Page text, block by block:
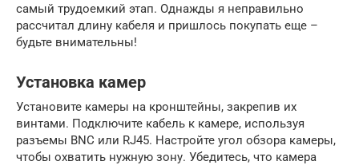
самый трудоемкий этап. Однажды я неправильно
рассчитал длину кабеля и пришлось покупать еще –
будьте внимательны!
Установка камер
Установите камеры на кронштейны, закрепив их
винтами. Подключите кабель к камере, используя
разъемы BNC или RJ45. Настройте угол обзора камеры,
чтобы охватить нужную зону. Убедитесь, что камера